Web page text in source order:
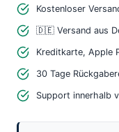
12V
12mm
Arduino
Bauteil
Menge
Kostenloser
🇩🇪 Versand aus
Kreditkarte, Apple
30 Tage
Support innerhalb